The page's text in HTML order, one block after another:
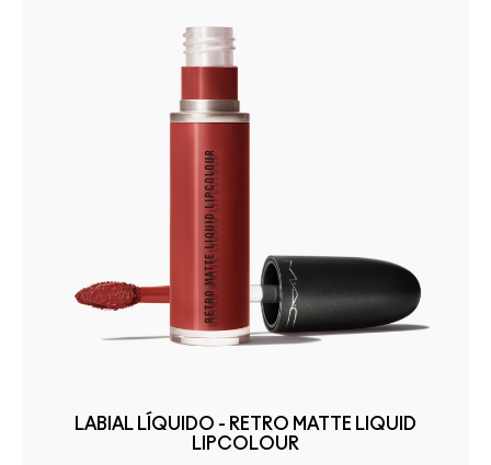
LABIAL LÍQUIDO - RETRO MATTE LIQUID
LIPCOLOUR